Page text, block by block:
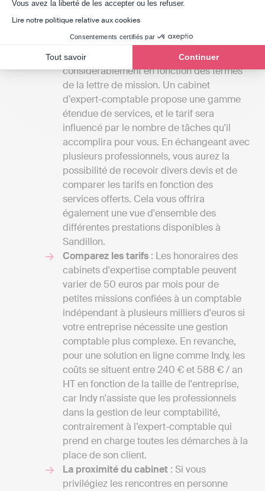
Vous avez la liberté de les accepter ou les refuser.
Lire notre politique relative aux cookies
Consentements certifiés par
Tout savoir Continuer
compte :
services fournis par un cabinet d'experts-
comptables peuvent varier
considérablement en fonction des termes
de la lettre de mission. Un cabinet
d’expert-comptable propose une gamme
étendue de services, et le tarif sera
influencé par le nombre de tâches qu'il
accomplira pour vous. En échangeant avec
plusieurs professionnels, vous aurez la
possibilité de recevoir divers devis et de
comparer les tarifs en fonction des
services offerts. Cela vous offrira
également une vue d'ensemble des
différentes prestations disponibles à
Sandillon.
Comparez les tarifs : Les honoraires des
cabinets d'expertise comptable peuvent
varier de 50 euros par mois pour de
petites missions confiées à un comptable
indépendant à plusieurs milliers d'euros si
votre entreprise nécessite une gestion
comptable plus complexe. En revanche,
pour une solution en ligne comme Indy, les
coûts se situent entre 240 € et 588 € / an
HT en fonction de la taille de l'entreprise,
car Indy n'assiste que les professionnels
dans la gestion de leur comptabilité,
contrairement à l’expert-comptable qui
prend en charge toutes les démarches à la
place de son client.
La proximité du cabinet : Si vous
privilégiez les rencontres en personne